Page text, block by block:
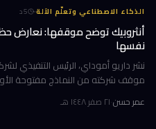
الذكاء الاصطناعي وتعلّم الآلة·
5د
أنثروبيك توضح موقفها: نعارض
نفسها
نشر داريو أموداي، الرئيس التنفيذي
موقف شركته من النماذج مفتوحة
عمر حسن·٢١ صفر ١٤٤٨ هـ